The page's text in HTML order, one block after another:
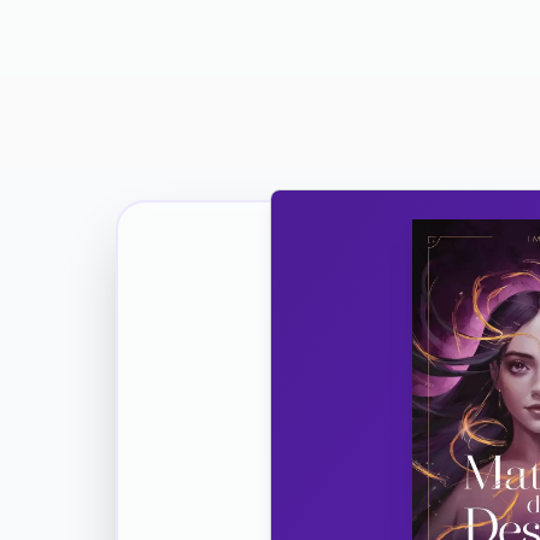
Vuoi
Ricevi la Tua Copia